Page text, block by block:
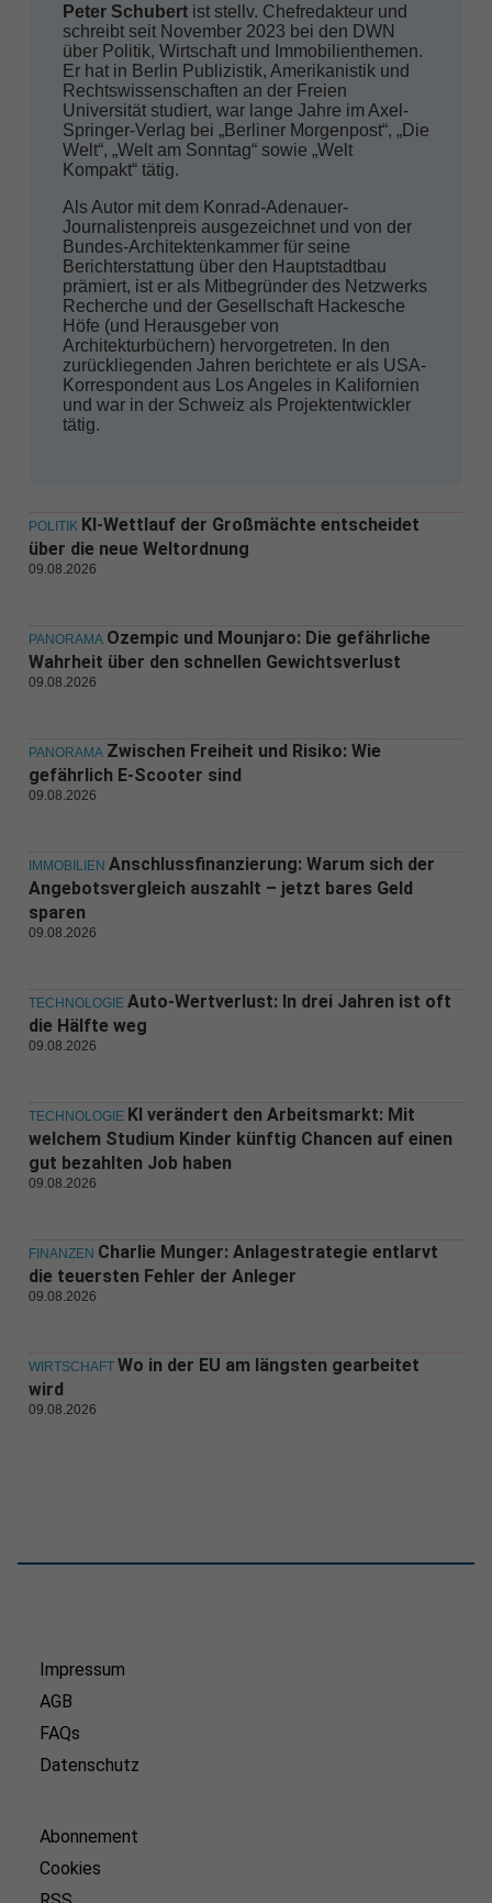
Peter Schubert ist stellv. Chefredakteur und
schreibt seit November 2023 bei den DWN
über Politik, Wirtschaft und Immobilienthemen.
Er hat in Berlin Publizistik, Amerikanistik und
Rechtswissenschaften an der Freien
Universität studiert, war lange Jahre im Axel-
Springer-Verlag bei „Berliner Morgenpost“, „Die
Welt“, „Welt am Sonntag“ sowie „Welt
Kompakt“ tätig.
Als Autor mit dem Konrad-Adenauer-
Journalistenpreis ausgezeichnet und von der
Bundes-Architektenkammer für seine
Berichterstattung über den Hauptstadtbau
prämiert, ist er als Mitbegründer des Netzwerks
Recherche und der Gesellschaft Hackesche
Höfe (und Herausgeber von
Architekturbüchern) hervorgetreten. In den
zurückliegenden Jahren berichtete er als USA-
Korrespondent aus Los Angeles in Kalifornien
und war in der Schweiz als Projektentwickler
tätig.
POLITIK KI-Wettlauf der Großmächte entscheidet
über die neue Weltordnung
09.08.2026
PANORAMA Ozempic und Mounjaro: Die gefährliche
Wahrheit über den schnellen Gewichtsverlust
09.08.2026
PANORAMA Zwischen Freiheit und Risiko: Wie
gefährlich E-Scooter sind
09.08.2026
IMMOBILIEN Anschlussfinanzierung: Warum sich der
Angebotsvergleich auszahlt – jetzt bares Geld
sparen
09.08.2026
TECHNOLOGIE Auto-Wertverlust: In drei Jahren ist oft
die Hälfte weg
09.08.2026
TECHNOLOGIE KI verändert den Arbeitsmarkt: Mit
welchem Studium Kinder künftig Chancen auf einen
gut bezahlten Job haben
09.08.2026
FINANZEN Charlie Munger: Anlagestrategie entlarvt
die teuersten Fehler der Anleger
09.08.2026
WIRTSCHAFT Wo in der EU am längsten gearbeitet
wird
09.08.2026
Impressum
AGB
FAQs
Datenschutz
Abonnement
Cookies